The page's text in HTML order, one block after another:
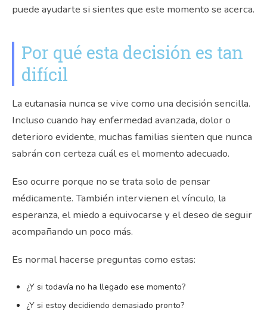
puede ayudarte si sientes que este momento se acerca.
Por qué esta decisión es tan
difícil
La eutanasia nunca se vive como una decisión sencilla.
Incluso cuando hay enfermedad avanzada, dolor o
deterioro evidente, muchas familias sienten que nunca
sabrán con certeza cuál es el momento adecuado.
Eso ocurre porque no se trata solo de pensar
médicamente. También intervienen el vínculo, la
esperanza, el miedo a equivocarse y el deseo de seguir
acompañando un poco más.
Es normal hacerse preguntas como estas:
¿Y si todavía no ha llegado ese momento?
¿Y si estoy decidiendo demasiado pronto?